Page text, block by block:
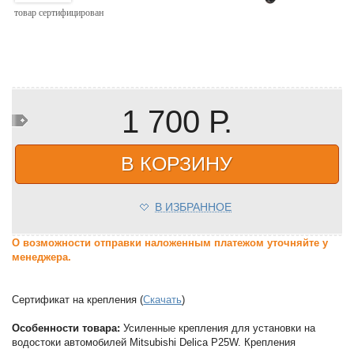
товар сертифицирован
1 700 Р.
В КОРЗИНУ
В ИЗБРАННОЕ
О возможности отправки наложенным платежом уточняйте у
менеджера.
Сертификат на крепления (Скачать)
Особенности товара:Усиленные крепления для установки на
водостоки автомобилей Mitsubishi Delica P25W. Крепления